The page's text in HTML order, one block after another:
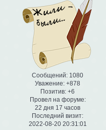
Сообщений: 1080
Уважение: +878
Позитив: +6
Провел на форуме:
22 дня 17 часов
Последний визит:
2022-08-20 20:31:01